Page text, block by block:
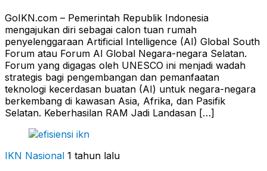
GoIKN.com – Pemerintah Republik Indonesia
mengajukan diri sebagai calon tuan rumah
penyelenggaraan Artificial Intelligence (AI) Global South
Forum atau Forum AI Global Negara-negara Selatan.
Forum yang digagas oleh UNESCO ini menjadi wadah
strategis bagi pengembangan dan pemanfaatan
teknologi kecerdasan buatan (AI) untuk negara-negara
berkembang di kawasan Asia, Afrika, dan Pasifik
Selatan. Keberhasilan RAM Jadi Landasan […]
IKN Nasional 1 tahun lalu